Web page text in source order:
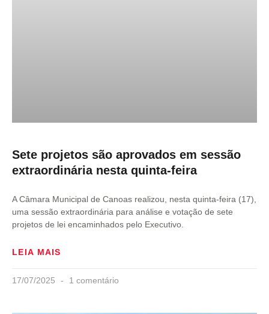
Sete projetos são aprovados em sessão
extraordinária nesta quinta-feira
A Câmara Municipal de Canoas realizou, nesta quinta-feira (17),
uma sessão extraordinária para análise e votação de sete
projetos de lei encaminhados pelo Executivo.
LEIA MAIS
17/07/2025 1 comentário